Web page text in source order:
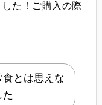
た！ご購入の際
とは思えな
た